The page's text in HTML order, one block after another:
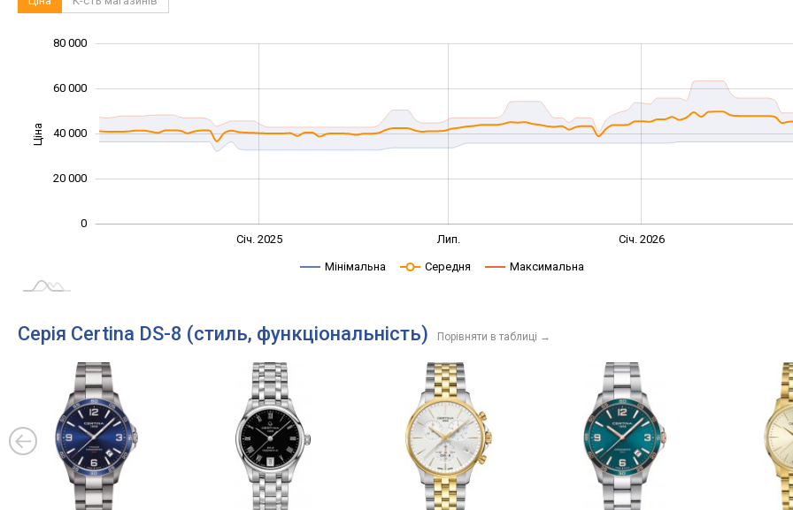
Ціна 10 000
0
20 000
40 000
80 000
60 000
Січ. 2025 Лип. Січ. 2026
Мінімальна Середня Максимальна
Серія Certina DS-8 (стиль, функціональність) Порівняти в таблиці →